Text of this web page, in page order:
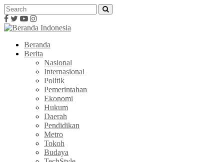
Beranda
Berita
Nasional
Internasional
Politik
Pemerintahan
Ekonomi
Hukum
Daerah
Pendidikan
Metro
Tokoh
Budaya